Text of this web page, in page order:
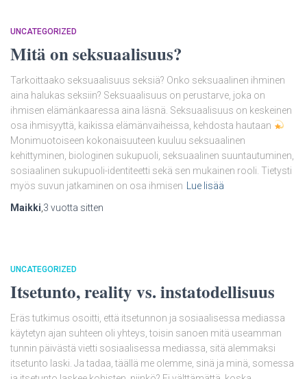
UNCATEGORIZED
Mitä on seksuaalisuus?
Tarkoittaako seksuaalisuus seksiä? Onko seksuaalinen ihminen
aina halukas seksiin? Seksuaalisuus on perustarve, joka on
ihmisen elämänkaaressa aina läsnä. Seksuaalisuus on keskeinen
osa ihmisyyttä, kaikissa elämänvaiheissa, kehdosta hautaan
Monimuotoiseen kokonaisuuteen kuuluu seksuaalinen
kehittyminen, biologinen sukupuoli, seksuaalinen suuntautuminen,
sosiaalinen sukupuoli-identiteetti sekä sen mukainen rooli. Tietysti
myös suvun jatkaminen on osa ihmisen
Lue lisää
Maikki 3 vuotta sitten
UNCATEGORIZED
Itsetunto, reality vs. instatodellisuus
Eräs tutkimus osoitti, että itsetunnon ja sosiaalisessa mediassa
käytetyn ajan suhteen oli yhteys, toisin sanoen mitä useamman
tunnin päivästä vietti sosiaalisessa mediassa, sitä alemmaksi
itsetunto laski. Ja tadaa, täällä me olemme, sinä ja minä, somessa